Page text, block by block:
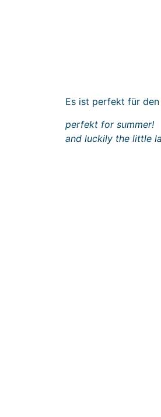
Es ist perfekt für
perfekt for summer!
and luckily the little